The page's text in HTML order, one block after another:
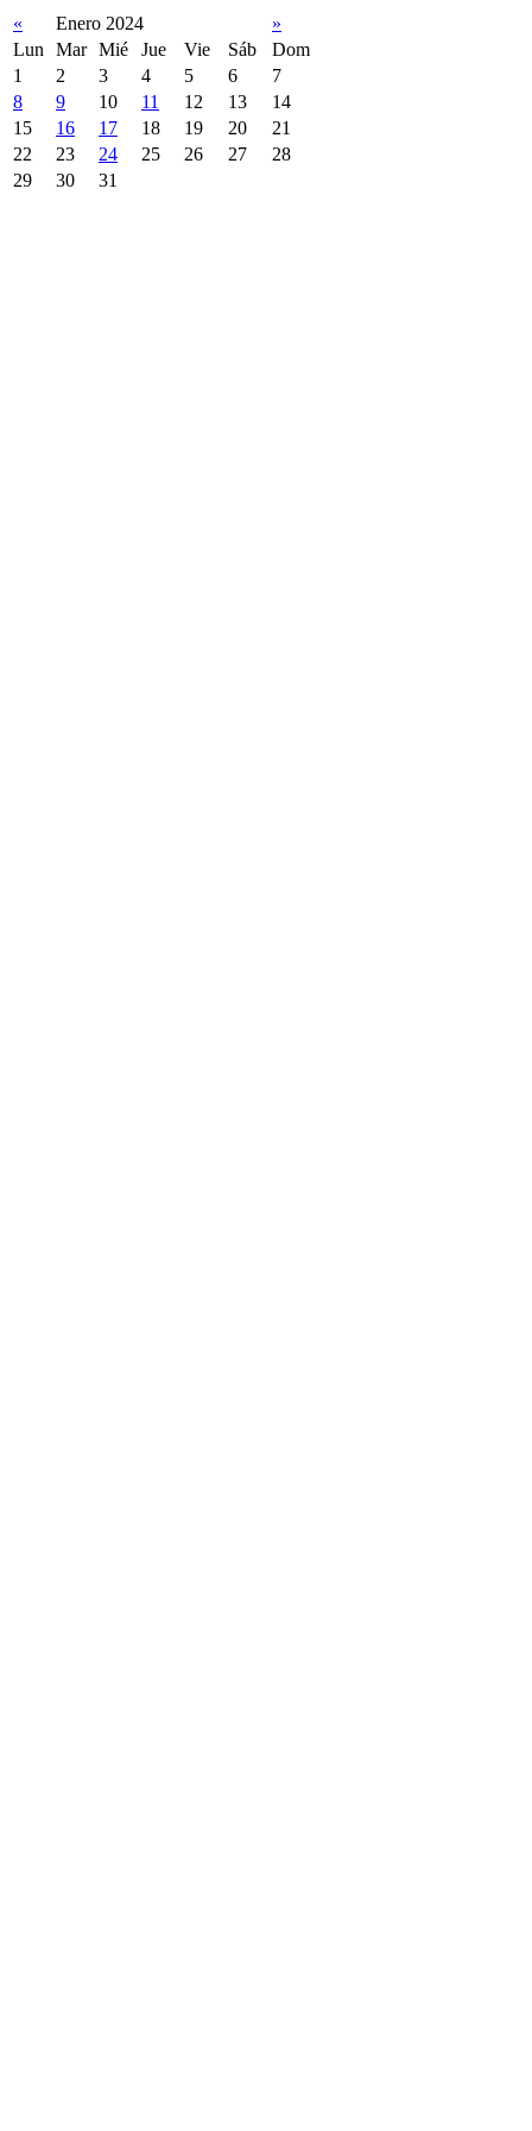
« Enero 2024
»
Lun
Mar Mié Jue Vie Sáb
Dom
1
2 3 4 5 6
7
8
9 10 11 12 13
14
15
16 17 18 19 20
21
22
23 24 25 26 27
28
29
30 31